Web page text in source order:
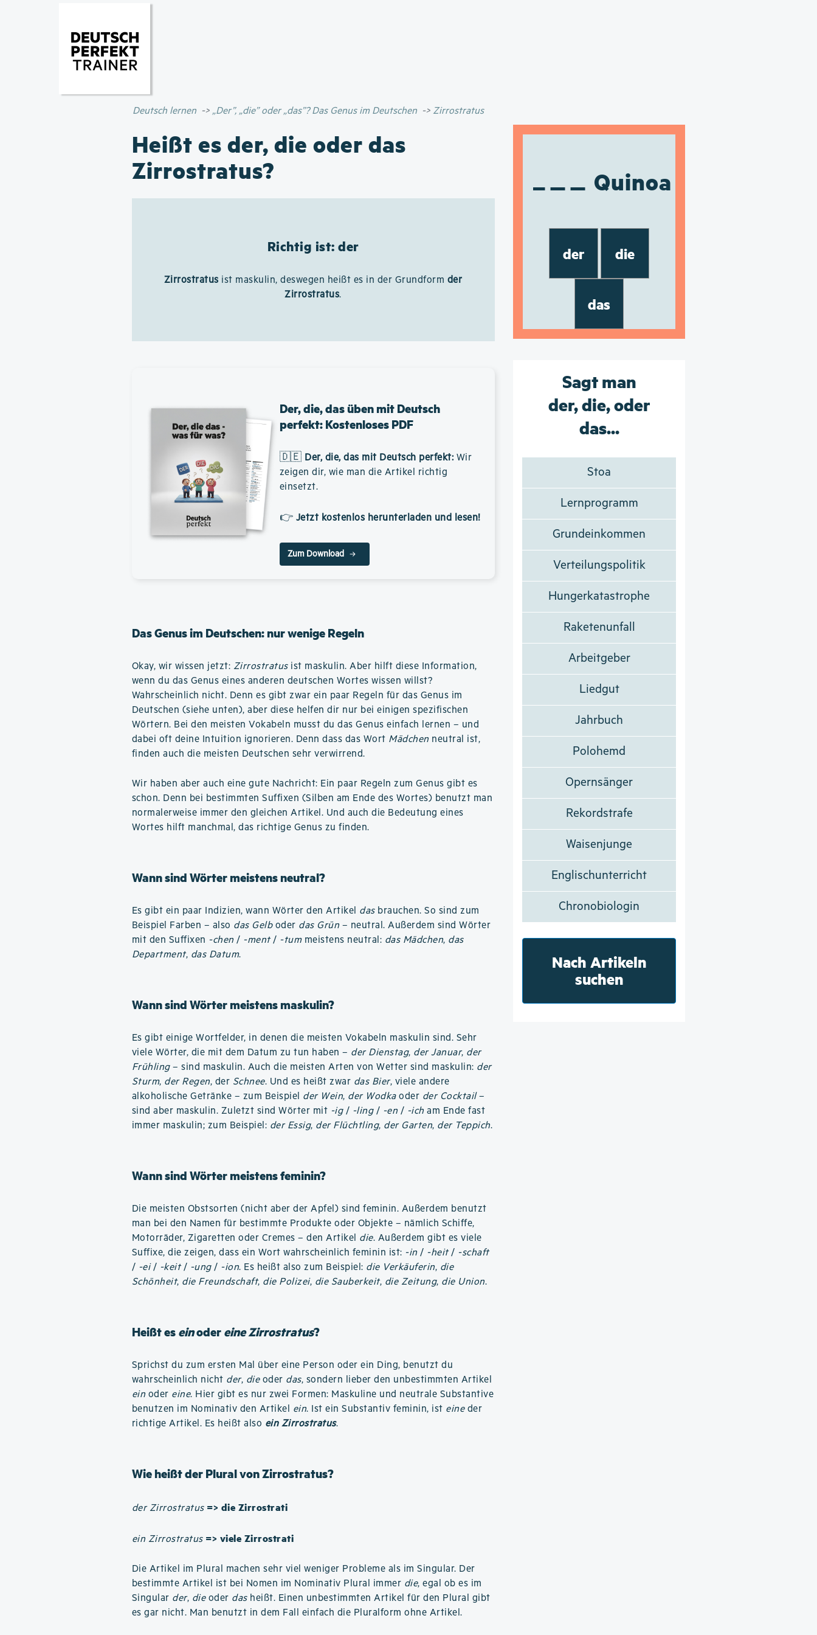
Deutsch lernen „Der”, „die” oder „das”? Das Genus im Deutschen Zirrostratus
Heißt es der, die oder das
Zirrostratus?
Richtig ist: der
Zirrostratus ist maskulin, deswegen heißt es in der Grundform der
Zirrostratus.
Der, die, das üben mit Deutsch
perfekt: Kostenloses PDF
🇩🇪 Der, die, das mit Deutsch perfekt: Wir
zeigen dir, wie man die Artikel richtig
einsetzt.
👉 Jetzt kostenlos herunterladen und lesen!
Zum Download
Das Genus im Deutschen: nur wenige Regeln
Okay, wir wissen jetzt: Zirrostratusist maskulin. Aber hilft diese Information,
wenn du das Genus eines anderen deutschen Wortes wissen willst?
Wahrscheinlich nicht. Denn es gibt zwar ein paar Regeln für das Genus im
Deutschen (siehe unten), aber diese helfen dir nur bei einigen spezifischen
Wörtern. Bei den meisten Vokabeln musst du das Genus einfach lernen – und
dabei oft deine Intuition ignorieren. Denn dass das Wort Mädchen neutral ist,
finden auch die meisten Deutschen sehr verwirrend.
Wir haben aber auch eine gute Nachricht: Ein paar Regeln zum Genus gibt es
schon. Denn bei bestimmten Suffixen (Silben am Ende des Wortes) benutzt man
normalerweise immer den gleichen Artikel. Und auch die Bedeutung eines
Wortes hilft manchmal, das richtige Genus zu finden.
Wann sind Wörter meistens neutral?
Es gibt ein paar Indizien, wann Wörter den Artikel dasbrauchen. So sind zum
Beispiel Farben – also das Gelboder das Grün – neutral. Außerdem sind Wörter
mit den Suffixen -chen / -ment/ -tummeistens neutral: das Mädchen, das
Department, das Datum.
Wann sind Wörter meistens maskulin?
Es gibt einige Wortfelder, in denen die meisten Vokabeln maskulin sind. Sehr
viele Wörter, die mit dem Datum zu tun haben – der Dienstag, der Januar, der
Frühling– sind maskulin. Auch die meisten Arten von Wetter sind maskulin: der
Sturm, der Regen, der Schnee. Und es heißt zwar das Bier, viele andere
alkoholische Getränke – zum Beispiel der Wein, der Wodkaoder der Cocktail–
sind aber maskulin. Zuletzt sind Wörter mit -ig/ -ling/ -en / -ich am Ende fast
immer maskulin; zum Beispiel: der Essig, der Flüchtling, der Garten, der Teppich.
Wann sind Wörter meistens feminin?
Die meisten Obstsorten (nicht aber der Apfel) sind feminin. Außerdem benutzt
man bei den Namen für bestimmte Produkte oder Objekte – nämlich Schiffe,
Motorräder, Zigaretten oder Cremes – den Artikel die. Außerdem gibt es viele
Suffixe, die zeigen, dass ein Wort wahrscheinlich feminin ist: -in / -heit/ -schaft
/ -ei/ -keit/ -ung/ -ion. Es heißt also zum Beispiel: die Verkäuferin, die
Schönheit, die Freundschaft, die Polizei, die Sauberkeit, die Zeitung, die Union.
Heißt eseinodereine Zirrostratus?
Sprichst du zum ersten Mal über eine Person oder ein Ding, benutzt du
wahrscheinlich nicht der, dieoder das, sondern lieber den unbestimmten Artikel
ein oder eine. Hier gibt es nur zwei Formen: Maskuline und neutrale Substantive
benutzen im Nominativ den Artikel ein. Ist ein Substantiv feminin, ist eineder
richtige Artikel. Es heißt also ein Zirrostratus.
Wie heißt der Plural von Zirrostratus?
der Zirrostratus => die Zirrostrati
ein Zirrostratus => viele Zirrostrati
Die Artikel im Plural machen sehr viel weniger Probleme als im Singular. Der
bestimmte Artikel ist bei Nomen im Nominativ Plural immer die, egal ob es im
Singular der, dieoder dasheißt. Einen unbestimmten Artikel für den Plural gibt
es gar nicht. Man benutzt in dem Fall einfach die Pluralform ohne Artikel.
Quinoa
der die
das
Sagt man
der, die, oder
das...
Stoa
Lernprogramm
Grundeinkommen
Verteilungspolitik
Hungerkatastrophe
Raketenunfall
Arbeitgeber
Liedgut
Jahrbuch
Polohemd
Opernsänger
Rekordstrafe
Waisenjunge
Englischunterricht
Chronobiologin
Nach Artikeln
suchen